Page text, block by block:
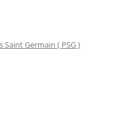
Saint Germain ( PSG )